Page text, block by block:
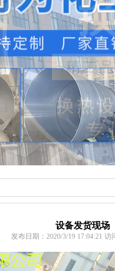
设备发货现场
发布日期：2020/3/19 17:04:21 访